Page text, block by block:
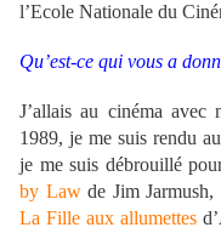
l’Ecole Nationale du
Qu’est-ce qui vous a
J’allais au cinéma avec
1989, je me suis rendu
je me suis débrouillé
by Lawde Jim Jarmush,
La Fille aux allumettes